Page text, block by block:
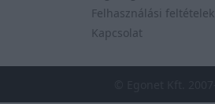
Felhasználási feltételek
Kapcsolat